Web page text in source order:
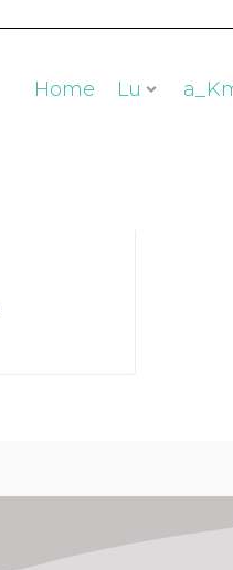
Home Lu